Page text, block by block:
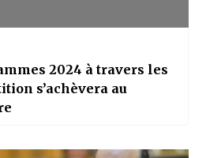
2024 à travers les
s’achèvera au